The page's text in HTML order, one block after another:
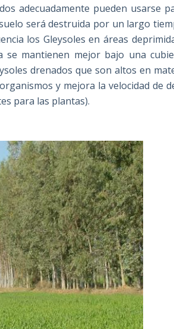
adecuadamente pueden usarse
será destruida por un largo
los Gleysoles en áreas
mantienen mejor bajo una
drenados que son altos en
y mejora la velocidad de
para las plantas).